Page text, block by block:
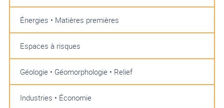
Énergies • Matières premières
Espaces à risques
Géologie • Géomorphologie • Relief
Industries • Économie